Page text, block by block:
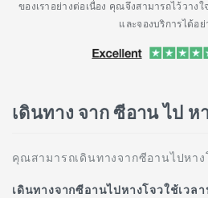
ของเราอย่างต่อเนื่อง คุณจึงสามารถไว้วาง
และจองบริการได้อย่
เดินทาง จาก ซีอาน ไป ห
คุณสามารถเดินทางจากซีอานไปหาง
เดินทางจากซีอานไปหางโจวใช้เวลา